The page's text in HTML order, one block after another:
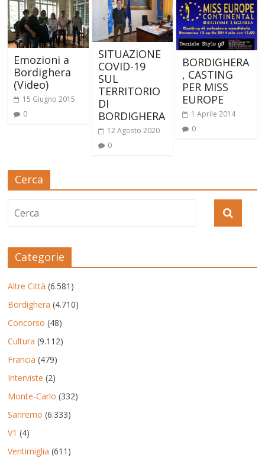
Emozioni a
Bordighera
(Video)
15 Giugno 2015
0
SITUAZIONE
COVID-19
SUL
TERRITORIO
DI
BORDIGHERA
12 Agosto 2020
0
BORDIGHERA
, CASTING
PER MISS
EUROPE
1 Aprile 2014
0
Cerca
Categorie
Altre Città (6.581)
Bordighera (4.710)
Concorso (48)
Cultura (9.112)
Francia (479)
Interviste (2)
Monte-Carlo (332)
Sanremo (6.333)
V1 (4)
Ventimiglia (611)